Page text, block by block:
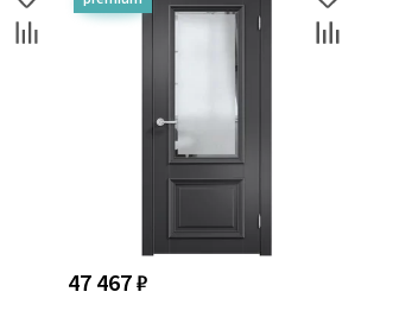
47 467 ₽